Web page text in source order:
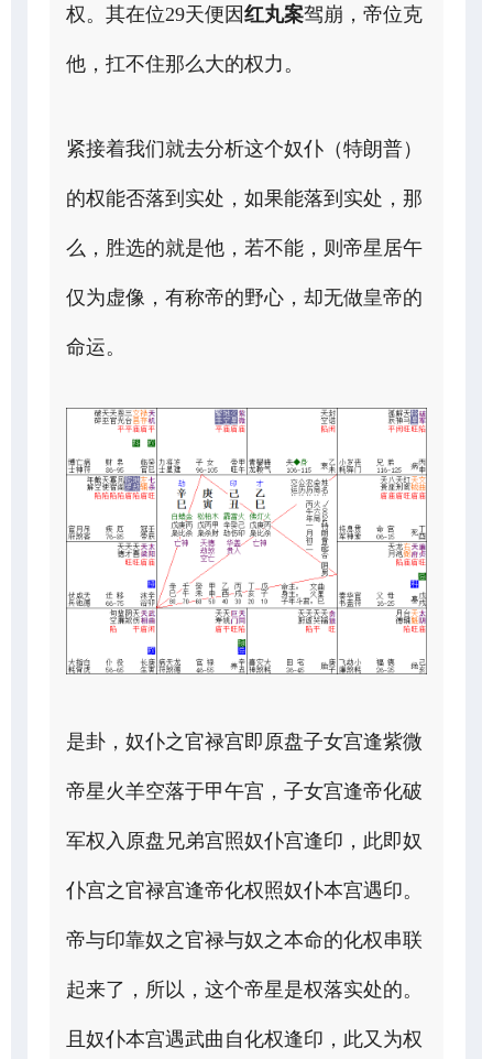
权。其在位29天便因红丸案驾崩，帝位克
他，扛不住那么大的权力。
紧接着我们就去分析这个奴仆（特朗普）
的权能否落到实处，如果能落到实处，那
么，胜选的就是他，若不能，则帝星居午
仅为虚像，有称帝的野心，却无做皇帝的
命运。
是卦，奴仆之官禄宫即原盘子女宫逢紫微
帝星火羊空落于甲午宫，子女宫逢帝化破
军权入原盘兄弟宫照奴仆宫逢印，此即奴
仆宫之官禄宫逢帝化权照奴仆本宫遇印。
帝与印靠奴之官禄与奴之本命的化权串联
起来了，所以，这个帝星是权落实处的。
且奴仆本宫遇武曲自化权逢印，此又为权